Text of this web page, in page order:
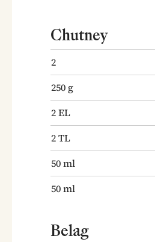
Chutney
2
250 g
2EL
2TL
50ml
50ml
Belag